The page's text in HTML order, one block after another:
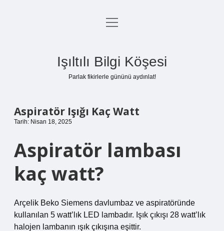
Anasayfa
Yasal Uyarı
menüyü
Işıltılı Bilgi Köşesi
Parlak fikirlerle gününü aydınlat!
Aspiratör Işığı Kaç Watt
Tarih: Nisan 18, 2025
Aspiratör lambası
kaç watt?
Arçelik Beko Siemens davlumbaz ve aspiratöründe
kullanılan 5 watt’lık LED lambadır. Işık çıkışı 28 watt’lık
halojen lambanın ışık çıkışına eşittir.